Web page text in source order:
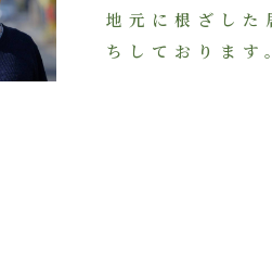
地元に根ざし
ちしております